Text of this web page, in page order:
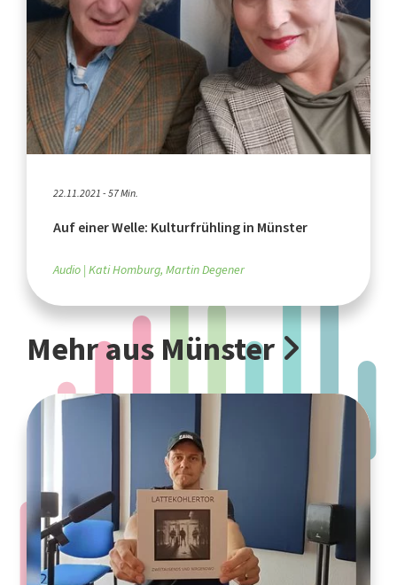
22.11.2021 - 57 Min.
Auf einer Welle: Kulturfrühling in Münster
Audio Kati Homburg, Martin Degener
Mehr aus Münster